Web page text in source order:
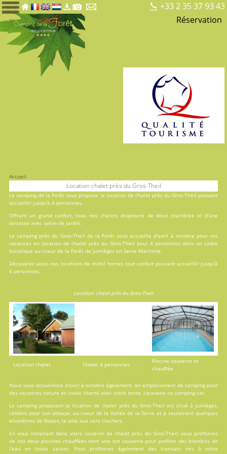
+33 2 35 37 93 43
Réservation
Accueil
Location chalet près du Gros-Theil
Le camping de la Forêt vous propose la location de chalet près du Gros-Theil pouvant
accueillir jusqu'à 4 personnes.
Offrant un grand confort, tous nos chalets disposent de deux chambres et d'une
terrasse avec salon de jardin.
Le camping près du Gros-Theil de la Forêt vous accueille d'avril à octobre pour vos
vacances en location de chalet près du Gros-Theil pour 4 personnes dans un cadre
bucolique au coeur de la Forêt de Jumièges en Seine Maritime.
Découvrez aussi nos locations de mobil homestout confort pouvant accueillir jusqu'à
6 personnes.
Location chalet près du Gros-Theil
Location chalet Chalet 4 personnes
Piscine couverte et
chauffée
Nous vous accueillons d'avril à octobre également en emplacement de camping pour
des vacances nature en toute liberté avec votre tente, caravane ou camping car.
Le camping proposant la location de chalet près du Gros-Theil est situé à Jumièges,
célèbre pour son abbaye, au coeur de la Vallée de la Seine et à seulement quelques
kilomètres de Rouen, la ville aux cent clochers.
En vous installant dans votre location de chalet près du Gros-Theil, vous profiterez
de nos deux piscines chauffées dont une est couverte pour profiter des bienfaits de
l'eau en toute saison. Vous profiterez également des transats mis à votre